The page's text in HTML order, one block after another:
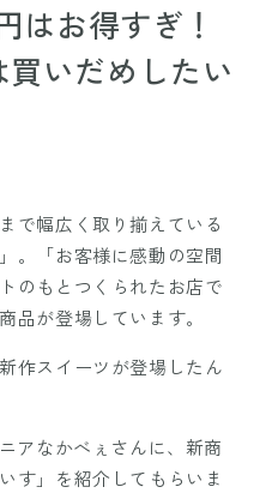
はお得すぎ！
いだめしたい
で幅広く取り揃えている
。「お客様に感動の空間
のもとつくられたお店で
品が登場しています。
作スイーツが登場したん
アなかべぇさんに、新商
す」を紹介してもらいま